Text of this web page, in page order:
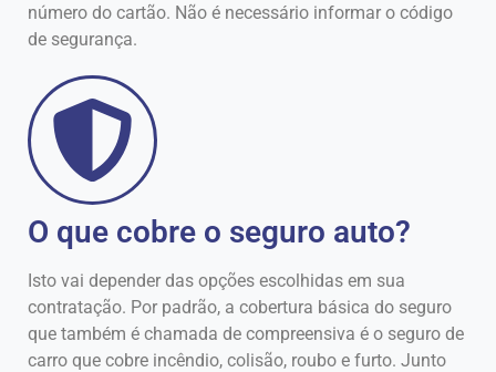
número do cartão. Não é necessário informar o código
de segurança.
O que cobre o seguro auto?
Isto vai depender das opções escolhidas em sua
contratação. Por padrão, a cobertura básica do seguro
que também é chamada de compreensiva é o seguro de
carro que cobre incêndio, colisão, roubo e furto. Junto